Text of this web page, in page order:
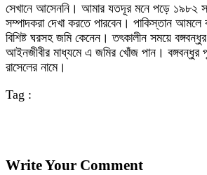
সেখানে আসেননি। আমার যতদূর মনে পড়ে ১৯৮২
সম্পাদকরা দেখা করতে পারবেন। পাকিস্তান
বিশিষ্ট ঘরসহ জমি কেনেন। তৎকালীন সময়ে
আইনজীবীর মাধ্যমে এ জমির খোঁজ পান। বঙ্গবন্ধুর
রাসেলের নামে।
Tag :
Write Your Comment